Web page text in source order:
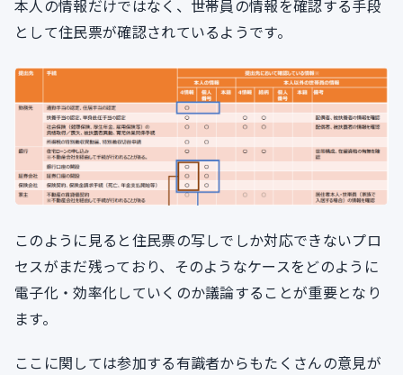
本人の情報だけではなく、世帯員の情報を確認する手段
として住民票が確認されているようです。
このように見ると住民票の写しでしか対応できないプロ
セスがまだ残っており、そのようなケースをどのように
電子化・効率化していくのか議論することが重要となり
ます。
ここに関しては参加する有識者からもたくさんの意見が